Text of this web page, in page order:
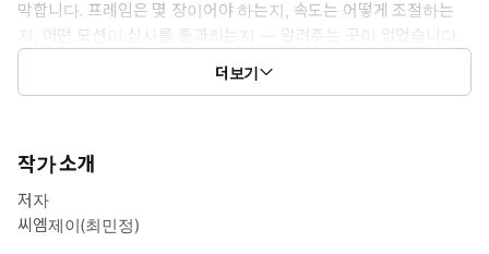
막합니다. 프레임은 몇 장이어야 하는지, 속도는 어떻게 조절하는
지, 어떤 모션이 심사를 통과하는지 — 알려주는 곳이 없었습니다.
이 책의 저자 씨엠제이(최민정)는 국내 개인 작가 중 가장 많은 이모
티콘을 출시한 '국내 최다 이모티콘 승인 작가'입니다. 350개가 넘
하, 회전, 화면 밖 이동까지 10가지 핵심 모션의 제작 비법을 처음으
아이패드와 프로크리에이트만 있으면 충분합니다. 타임라인 설정,
프레임 복제, 올가미 툴 활용법까지, 움직이는 이모티콘 제작의 전
더보기
작가 소개
저자
씨엠제이(최민정)